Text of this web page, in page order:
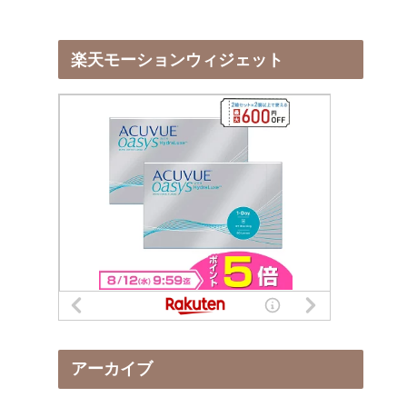
楽天モーションウィジェット
アーカイブ